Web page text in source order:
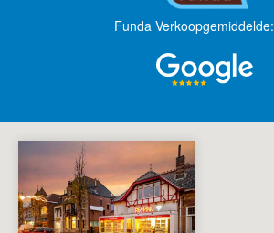
Funda Verkoopgemiddelde: